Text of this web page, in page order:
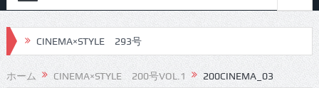
CINEMA×STYLE 293号
CINEMA×STYLE 292号
ホーム CINEMA×STYLE 200号VOL.1 200CINEMA_03